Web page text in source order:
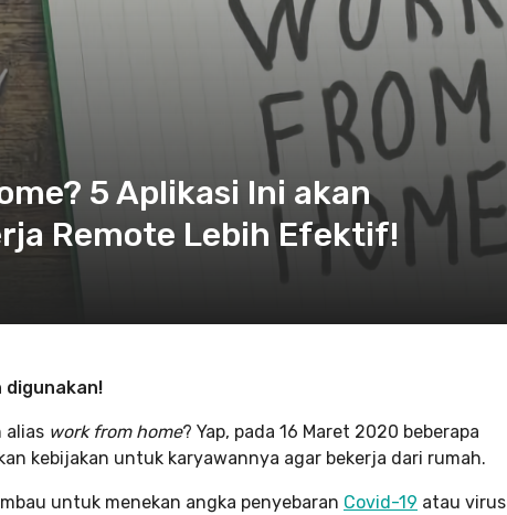
5 Aplikasi Ini akan
Remote Lebih Efektif!
digunakan!
alias work from home? Yap, pada 16 Maret 2020 beberapa
kebijakan untuk karyawannya agar bekerja dari rumah.
untuk menekan angka penyebaran Covid-19 atau virus